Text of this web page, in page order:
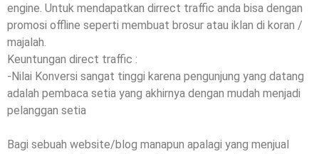
engine. Untuk mendapatkan dirrect traffic anda bisa dengan
promosi offline seperti membuat brosur atau iklan di koran /
majalah.
Keuntungan direct traffic :
-Nilai Konversi sangat tinggi karena pengunjung yang datang
adalah pembaca setia yang akhirnya dengan mudah menjadi
pelanggan setia
Bagi sebuah website/blog manapun apalagi yang menjual